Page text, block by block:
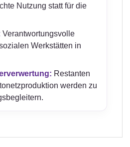
Nutzung statt für die
Verantwortungsvolle
Werkstätten in
Restanten
werden zu